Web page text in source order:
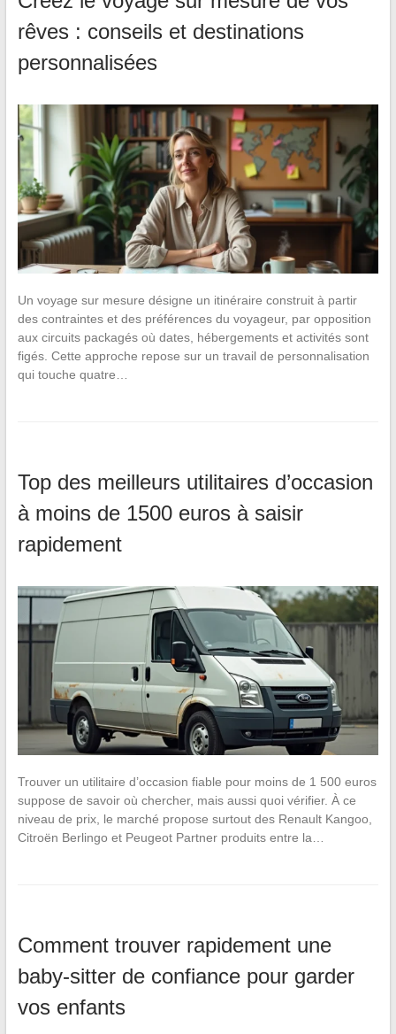
rêves : conseils et destinations
personnalisées
Un voyage sur mesure désigne un itinéraire construit à partir
des contraintes et des préférences du voyageur, par opposition
aux circuits packagés où dates, hébergements et activités sont
figés. Cette approche repose sur un travail de personnalisation
qui touche quatre…
Top des meilleurs utilitaires d’occasion
à moins de 1500 euros à saisir
rapidement
Trouver un utilitaire d’occasion fiable pour moins de 1 500 euros
suppose de savoir où chercher, mais aussi quoi vérifier. À ce
niveau de prix, le marché propose surtout des Renault Kangoo,
Citroën Berlingo et Peugeot Partner produits entre la…
Comment trouver rapidement une
baby-sitter de confiance pour garder
vos enfants